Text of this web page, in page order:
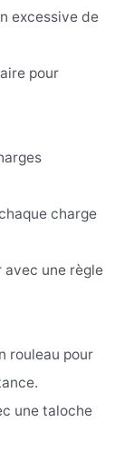
excessive de
pour
charge
une règle
rouleau pour
une taloche